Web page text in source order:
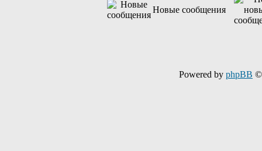
Новые сообщения
Powered by phpBB ©